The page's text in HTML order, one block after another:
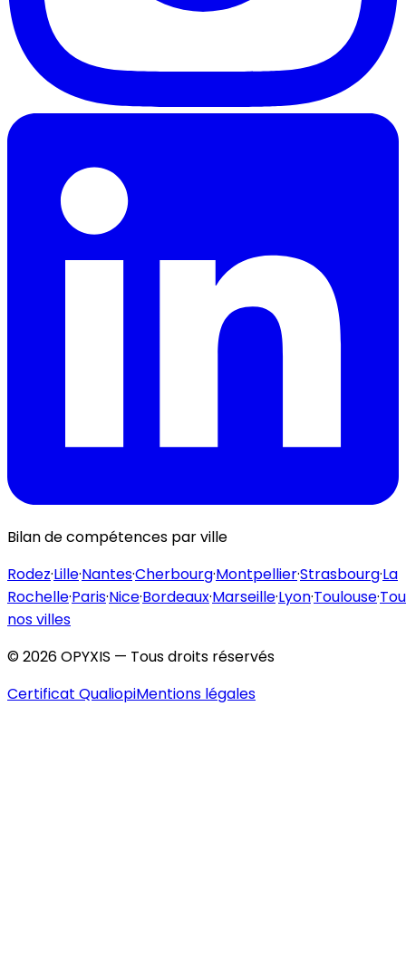
Bilan de compétences par ville
Rodez·Lille·Nantes·Cherbourg·Montpellier·Strasbourg·La
Rochelle·Paris·Nice·Bordeaux·Marseille·Lyon·Toulouse·
nos villes
©2026OPYXIS — Tous droits réservés
Certificat QualiopiMentions légales